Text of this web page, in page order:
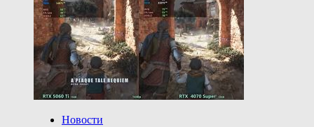
ли покупать
RTX
5050
и 5060
в старый
комп
с матплатой
на PCIe
3.0
Новости